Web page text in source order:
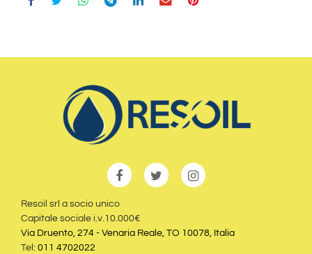
Resoil srl a socio unico
Capitale sociale i.v.10.000€
Via Druento, 274 - Venaria Reale, TO 10078, Italia
Tel: 011 4702022